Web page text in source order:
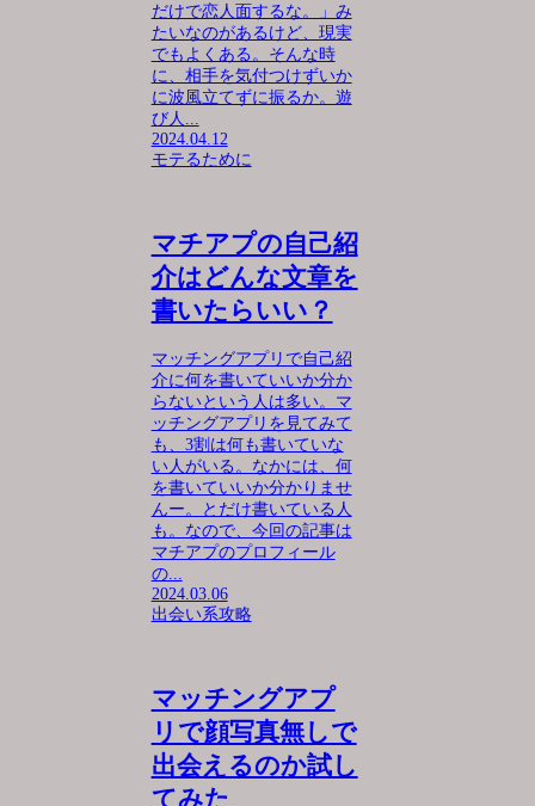
だけで恋人面するな。」み
たいなのがあるけど、現実
でもよくある。そんな時
に、相手を気付つけずいか
に波風立てずに振るか。遊
び人...
2024.04.12
モテるために
マチアプの自己紹
介はどんな文章を
書いたらいい？
マッチングアプリで自己紹
介に何を書いていいか分か
らないという人は多い。マ
ッチングアプリを見てみて
も、3割は何も書いていな
い人がいる。なかには、何
を書いていいか分かりませ
んー。とだけ書いている人
も。なので、今回の記事は
マチアプのプロフィール
の...
2024.03.06
出会い系攻略
マッチングアプ
リで顔写真無しで
出会えるのか試し
てみた